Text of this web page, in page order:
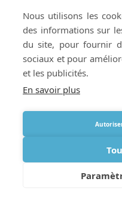
Comment
location de
d’oxygène à
Nous utilisons les
des informations sur
du site, pour fournir
sociaux et pour
et les publicités.
En savoir plus